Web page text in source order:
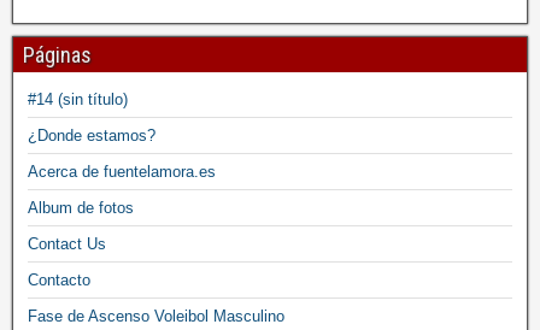
Páginas
#14 (sin título)
¿Donde estamos?
Acerca de fuentelamora.es
Album de fotos
Contact Us
Contacto
Fase de Ascenso Voleibol Masculino